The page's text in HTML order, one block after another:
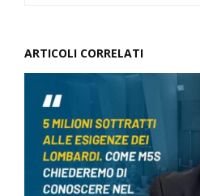
ARTICOLI CORRELATI